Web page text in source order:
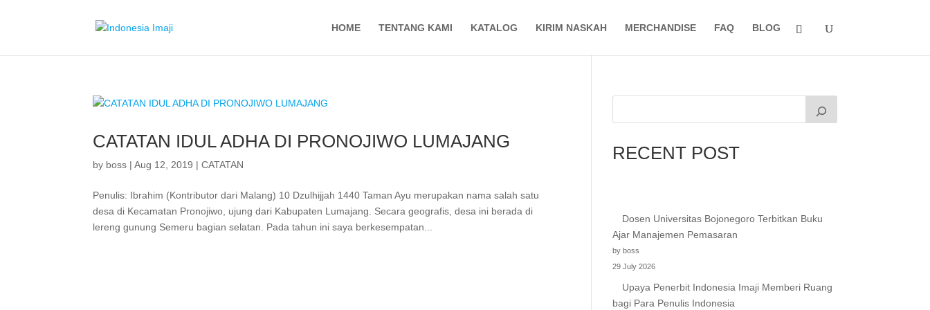
HOME TENTANG KAMI KATALOG KIRIM NASKAH MERCHANDISE FAQ BLOG
CATATAN IDUL ADHA DI PRONOJIWO LUMAJANG
by boss |Aug 12, 2019 |CATATAN
Penulis: Ibrahim (Kontributor dari Malang) 10 Dzulhijjah 1440 Taman Ayu merupakan nama salah satu
desa di Kecamatan Pronojiwo, ujung dari Kabupaten Lumajang. Secara geografis, desa ini berada di
lereng gunung Semeru bagian selatan. Pada tahun ini saya berkesempatan...
RECENT POST
Dosen Universitas Bojonegoro Terbitkan Buku
Ajar Manajemen Pemasaran
by boss
29 July 2026
Upaya Penerbit Indonesia Imaji Memberi Ruang
bagi Para Penulis Indonesia